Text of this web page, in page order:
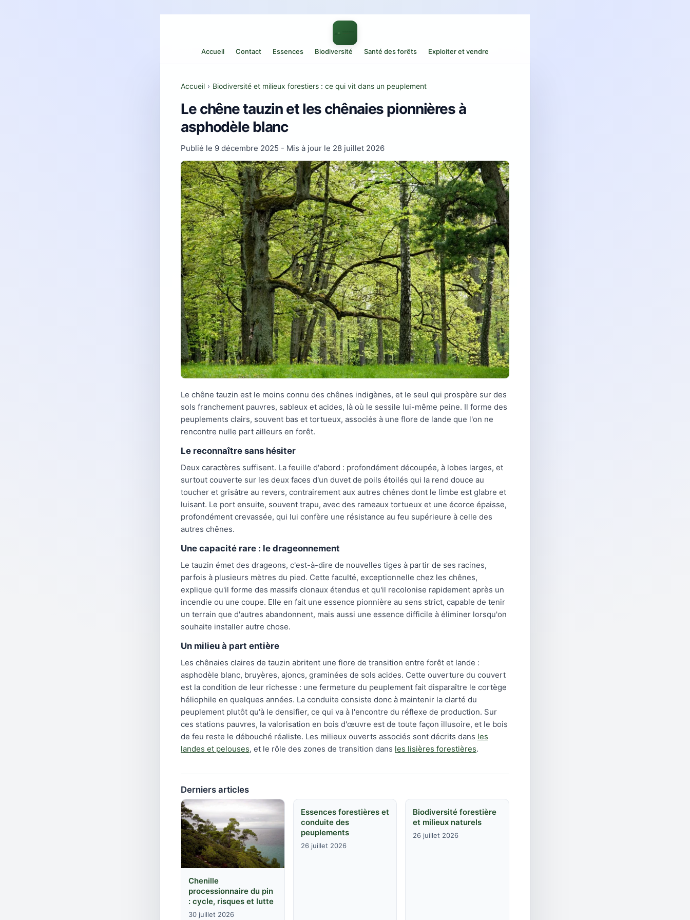
Accueil Contact Essences Biodiversité Santé des forêts Exploiter et vendre
Accueil › Biodiversité et milieux forestiers : ce qui vit dans un peuplement
Le chêne tauzin et les chênaies pionnières à
asphodèle blanc
Publié le 9 décembre 2025 - Mis à jour le 28 juillet 2026
Le chêne tauzin est le moins connu des chênes indigènes, et le seul qui prospère sur des
sols franchement pauvres, sableux et acides, là où le sessile lui-même peine. Il forme des
peuplements clairs, souvent bas et tortueux, associés à une flore de lande que l'on ne
rencontre nulle part ailleurs en forêt.
Le reconnaître sans hésiter
Deux caractères suffisent. La feuille d'abord : profondément découpée, à lobes larges, et
surtout couverte sur les deux faces d'un duvet de poils étoilés qui la rend douce au
toucher et grisâtre au revers, contrairement aux autres chênes dont le limbe est glabre et
luisant. Le port ensuite, souvent trapu, avec des rameaux tortueux et une écorce épaisse,
profondément crevassée, qui lui confère une résistance au feu supérieure à celle des
autres chênes.
Une capacité rare : le drageonnement
Le tauzin émet des drageons, c'est-à-dire de nouvelles tiges à partir de ses racines,
parfois à plusieurs mètres du pied. Cette faculté, exceptionnelle chez les chênes,
explique qu'il forme des massifs clonaux étendus et qu'il recolonise rapidement après un
incendie ou une coupe. Elle en fait une essence pionnière au sens strict, capable de tenir
un terrain que d'autres abandonnent, mais aussi une essence difficile à éliminer lorsqu'on
souhaite installer autre chose.
Un milieu à part entière
Les chênaies claires de tauzin abritent une flore de transition entre forêt et lande :
asphodèle blanc, bruyères, ajoncs, graminées de sols acides. Cette ouverture du couvert
est la condition de leur richesse : une fermeture du peuplement fait disparaître le cortège
héliophile en quelques années. La conduite consiste donc à maintenir la clarté du
peuplement plutôt qu'à le densifier, ce qui va à l'encontre du réflexe de production. Sur
ces stations pauvres, la valorisation en bois d'œuvre est de toute façon illusoire, et le bois
de feu reste le débouché réaliste. Les milieux ouverts associés sont décrits dans les
landes et pelouses, et le rôle des zones de transition dans les lisières forestières.
Derniers articles
Chenille
processionnaire du pin
: cycle, risques et lutte
30 juillet 2026
Essences forestières et
conduite des
peuplements
26 juillet 2026
Biodiversité forestière
et milieux naturels
26 juillet 2026